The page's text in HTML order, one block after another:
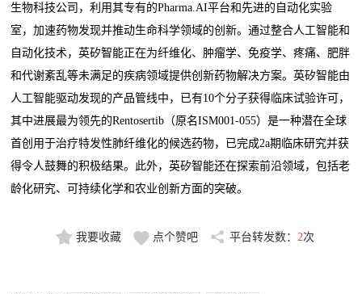
生物科技公司，利用其专有的Pharma.AI平台和先进的自动化实验
室，加速药物发现并推动生命科学领域的创新。通过整合人工智能和
自动化技术，英矽智能正在为纤维化、肿瘤学、免疫学、疼痛、肥胖
和代谢紊乱等未满足的疾病领域提供创新药物解决方案。英矽智能由
人工智能驱动发现的产品管线中，已有10个分子获得临床试验许可，
其中进展最为领先的Rentosertib（原名ISM001-055）是一种潜在全球
首创用于治疗特发性肺纤维化的候选药物，已完成2a期临床研究并获
得令人鼓舞的积极结果。此外，英矽智能还在探索前沿领域，包括老
龄化研究、可持续化学和农业创新方面的突破。
我要收藏 点个赞吧 平台转发数： 2次